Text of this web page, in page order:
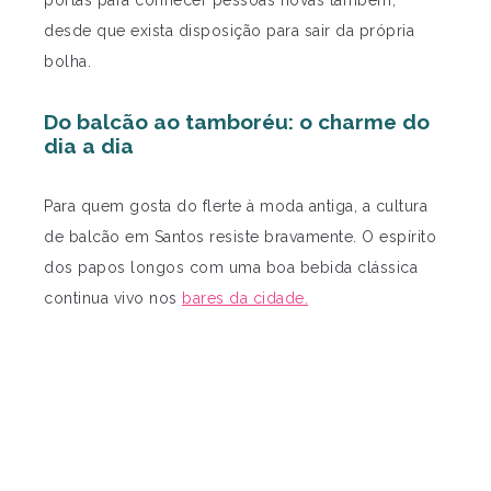
desde que exista disposição para sair da própria
bolha.
Do balcão ao tamboréu: o charme do
dia a dia
Para quem gosta do flerte à moda antiga, a cultura
de balcão em Santos resiste bravamente. O espírito
dos papos longos com uma boa bebida clássica
continua vivo nos bares da cidade.